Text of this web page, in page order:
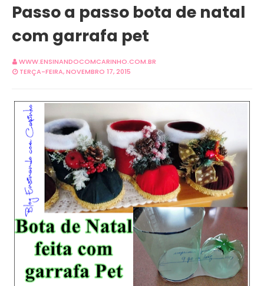
Passo a passo bota de natal
com garrafa pet
WWW.ENSINANDOCOMCARINHO.COM.BR
TERÇA-FEIRA, NOVEMBRO 17, 2015